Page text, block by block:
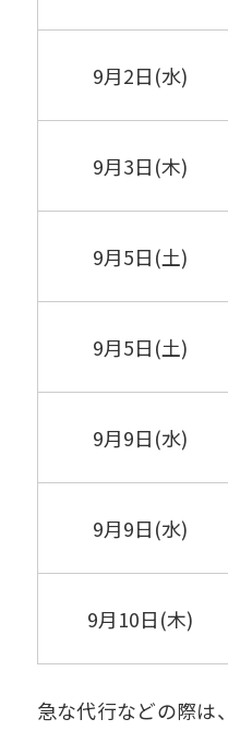
9月2日(水)
9月3日(木)
9月5日(土)
9月5日(土)
9月9日(水)
9月9日(水)
9月10日(木)
急な代行などの際は